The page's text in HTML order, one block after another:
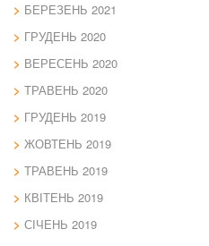
БЕРЕЗЕНЬ 2021
ГРУДЕНЬ 2020
ВЕРЕСЕНЬ 2020
ТРАВЕНЬ 2020
ГРУДЕНЬ 2019
ЖОВТЕНЬ 2019
ТРАВЕНЬ 2019
КВІТЕНЬ 2019
СІЧЕНЬ 2019